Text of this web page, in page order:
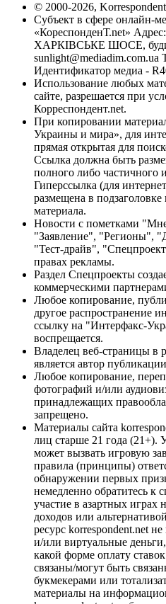
© 2000-2026,
Субъект в сфере онлайн-
«КореспонденТ.net»
ХАРКІВСЬКЕ ШОСЕ,
sunlight@mediadim.com.ua
Идентификатор медиа -
Использование любых
сайте, разрешается при
Корреспондент.net.
При копировании
Украины и мира», для
прямая открытая для
Ссылка должна быть
полного либо частичного
Гиперссылка (для
размещена в
материала.
Новости с пометками
"Заявление", "Регионы",
"Тест-драйв",
правах рекламы.
Раздел Спецпроекты
коммерческими
Любое копирование,
другое распространение
ссылку на "Интерфакс-
воспрещается.
Владелец веб-страницы в
является автор
Любое копирование,
фотографий и/или
принадлежащих
запрещено.
Материалы сайта
лиц старше 21 года (21+).
может вызвать игровую
правила (принципы)
обнаружении первых
немедленно обратитесь к
участие в азартных играх
доходов или
ресурс korrespondent.net
и/или виртуальные
какой форме оплату
связаны/могут быть
букмекерами или
материалы на